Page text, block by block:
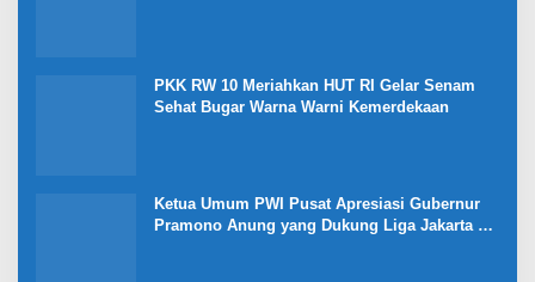
PKK RW 10 Meriahkan HUT RI Gelar Senam
Sehat Bugar Warna Warni Kemerdekaan
Ketua Umum PWI Pusat Apresiasi Gubernur
Pramono Anung yang Dukung Liga Jakarta U-